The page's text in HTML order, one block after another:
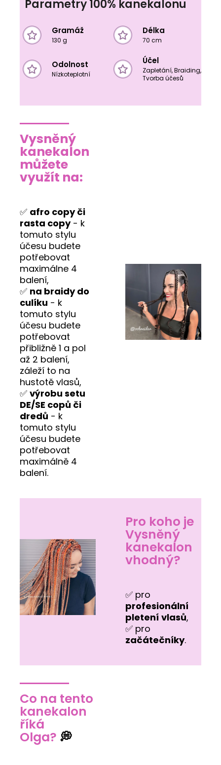
Parametry 100% kanekalonu
Gramáž
130 g
Délka
70 cm
Odolnost
Nízkoteplotní
Účel
Zapletání, Braiding,
Tvorba účesů
Vysněný
kanekalon
můžete
využít na:
✅ afro copy či
rasta copy- k
tomuto stylu
účesu budete
potřebovat
maximálne 4
balení,
✅ na braidy do
culíku - k
tomuto stylu
účesu budete
potřebovat
přibližně 1 a pol
až 2 balení,
záleží to na
hustotě vlasů,
✅ výrobu setu
DE/SE copů či
dredů - k
tomuto stylu
účesu budete
potřebovat
maximálně 4
balení.
Pro koho je
Vysněný
kanekalon
vhodný?
✅ pro
profesionální
pletení vlasů,
✅ pro
začátečníky.
Co na tento
kanekalon
říká
Olga? 💭